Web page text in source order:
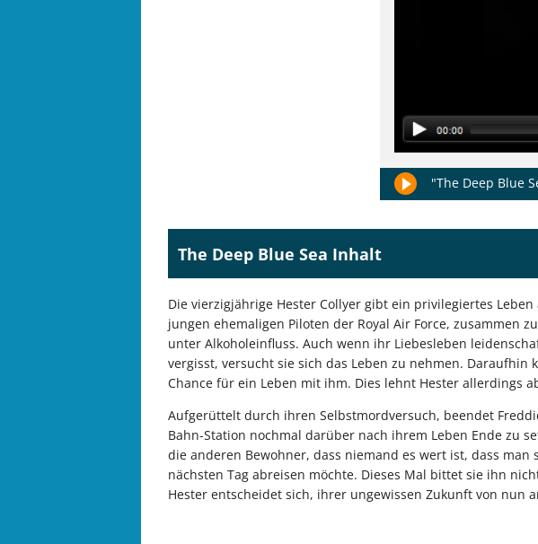
"The Deep Blue
The Deep Blue Sea Inhalt
Die vierzigjährige Hester Collyer gibt ein privilegiertes
jungen ehemaligen Piloten der Royal Air Force, zusammen
unter Alkoholeinfluss. Auch wenn ihr Liebesleben
vergisst, versucht sie sich das Leben zu nehmen.
Chance für ein Leben mit ihm. Dies lehnt Hester allerdings
Aufgerüttelt durch ihren Selbstmordversuch, beendet
Bahn-Station nochmal darüber nach ihrem Leben Ende zu
die anderen Bewohner, dass niemand es wert ist, dass
nächsten Tag abreisen möchte. Dieses Mal bittet sie ihn
Hester entscheidet sich, ihrer ungewissen Zukunft von nun